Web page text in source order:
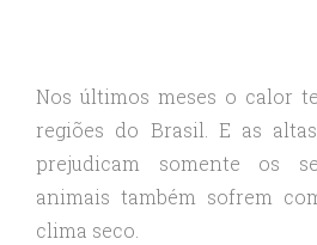
Nos últimos meses o calor
regiões do Brasil. E as
prejudicam somente os
animais também sofrem
clima seco.